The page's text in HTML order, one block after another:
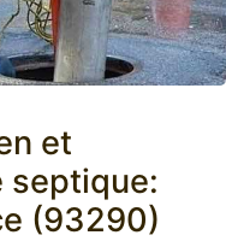
et
septique:
(93290)